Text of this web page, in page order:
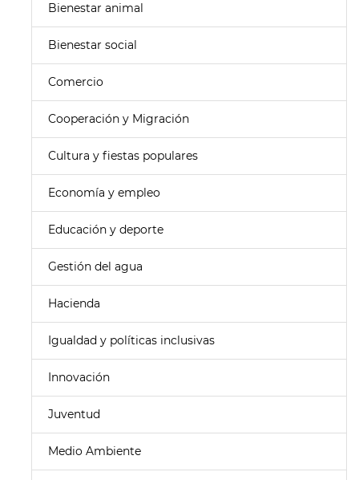
Bienestar animal
Bienestar social
Comercio
Cooperación y Migración
Cultura y fiestas populares
Economía y empleo
Educación y deporte
Gestión del agua
Hacienda
Igualdad y políticas inclusivas
Innovación
Juventud
Medio Ambiente